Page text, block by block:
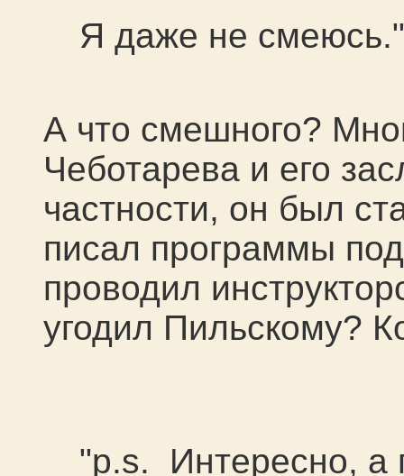
Я даже не смеюсь."
А что смешного?
Чеботарева и его
частности, он был
писал программы
проводил
угодил Пильскому?
"p.s. Интересно, а